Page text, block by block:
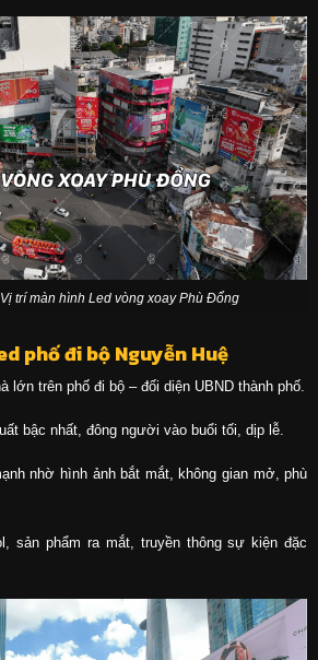
trí màn hình Led vòng xoay Phù Đổng
phố đi bộ Nguyễn Huệ
lớn trên phố đi bộ – đối diện UBND thành phố.
bậc nhất, đông người vào buổi tối, dịp lễ.
nhờ hình ảnh bắt mắt, không gian mở, phù
sản phẩm ra mắt, truyền thông sự kiện đặc